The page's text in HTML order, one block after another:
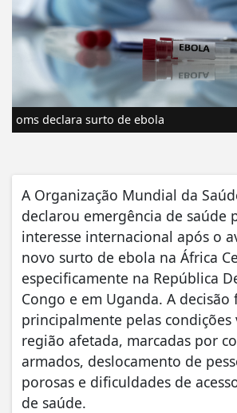
oms declara surto de ebola
A Organização Mundial da
declarou emergência de saúde
interesse internacional após o
novo surto de ebola na África
especificamente na República
Congo e em Uganda. A
principalmente pelas condições
região afetada, marcadas por
armados, deslocamento de
porosas e dificuldades de
de saúde.